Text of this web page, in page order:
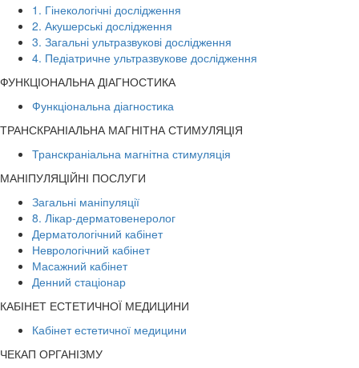
1. Гінекологічні дослідження
2. Акушерські дослідження
3. Загальні ультразвукові дослідження
4. Педіатричне ультразвукове дослідження
ФУНКЦІОНАЛЬНА ДІАГНОСТИКА
Функціональна діагностика
ТРАНСКРАНІАЛЬНА МАГНІТНА СТИМУЛЯЦІЯ
Транскраніальна магнітна стимуляція
МАНІПУЛЯЦІЙНІ ПОСЛУГИ
Загальні маніпуляції
8. Лікар-дерматовенеролог
Дерматологічний кабінет
Неврологічний кабінет
Масажний кабінет
Денний стаціонар
КАБІНЕТ ЕСТЕТИЧНОЇ МЕДИЦИНИ
Кабінет естетичної медицини
ЧЕКАП ОРГАНІЗМУ